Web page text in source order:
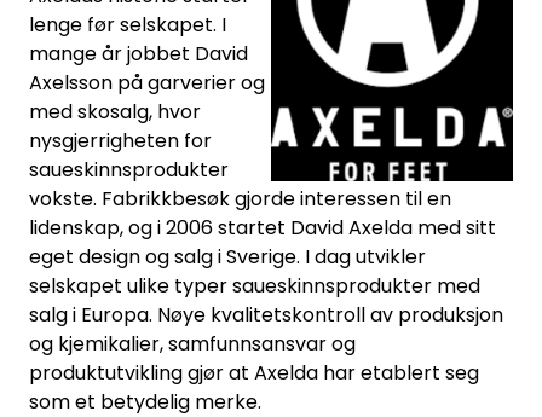
lenge før selskapet. I
mange år jobbet David
Axelsson på garverier og
med skosalg, hvor
nysgjerrigheten for
saueskinnsprodukter
vokste. Fabrikkbesøk gjorde interessen til en
lidenskap, og i 2006 startet David Axelda med sitt
eget design og salg i Sverige. I dag utvikler
selskapet ulike typer saueskinnsprodukter med
salg i Europa. Nøye kvalitetskontroll av produksjon
og kjemikalier, samfunnsansvar og
produktutvikling gjør at Axelda har etablert seg
som et betydelig merke.